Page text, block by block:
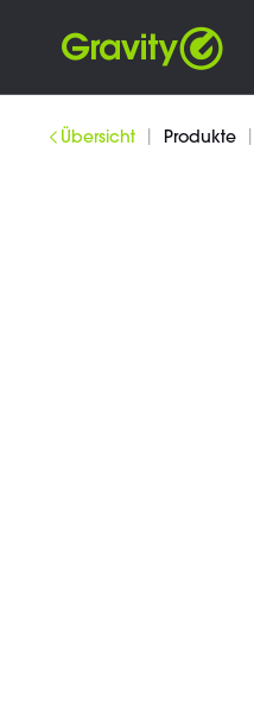
Übersicht Produkte